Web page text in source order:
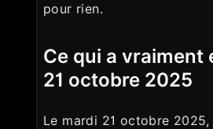
pour rien.
Ce qui a vraiment
21 octobre 2025
Le mardi 21 octobre 2025,